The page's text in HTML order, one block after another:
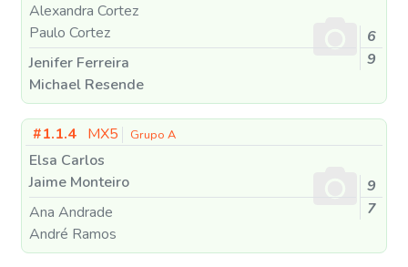
Alexandra Cortez
Paulo Cortez
Jenifer Ferreira
Michael Resende
6
9
#1.1.4 MX5 Grupo A
Elsa Carlos
Jaime Monteiro
Ana Andrade
André Ramos
9
7